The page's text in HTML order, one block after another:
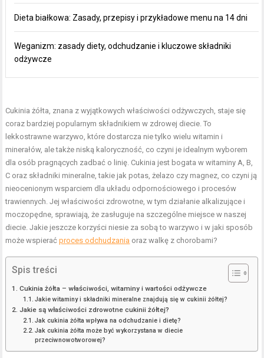
Dieta białkowa: Zasady, przepisy i przykładowe menu na 14 dni
Weganizm: zasady diety, odchudzanie i kluczowe składniki
odżywcze
Cukinia żółta, znana z wyjątkowych właściwości odżywczych, staje się
coraz bardziej popularnym składnikiem w zdrowej diecie. To
lekkostrawne warzywo, które dostarcza nie tylko wielu witamin i
minerałów, ale także niską kaloryczność, co czyni je idealnym wyborem
dla osób pragnących zadbać o linię. Cukinia jest bogata w witaminy A, B,
C oraz składniki mineralne, takie jak potas, żelazo czy magnez, co czyni ją
nieocenionym wsparciem dla układu odpornościowego i procesów
trawiennych. Jej właściwości zdrowotne, w tym działanie alkalizujące i
moczopędne, sprawiają, że zasługuje na szczególne miejsce w naszej
diecie. Jakie jeszcze korzyści niesie za sobą to warzywo i w jaki sposób
może wspieraćproces odchudzania oraz walkę z chorobami?
Spis treści
Cukinia żółta – właściwości, witaminy i wartości odżywcze
Jakie witaminy i składniki mineralne znajdują się w cukinii żółtej?
Jakie są właściwości zdrowotne cukinii żółtej?
Jak cukinia żółta wpływa na odchudzanie i dietę?
Jak cukinia żółta może być wykorzystana w diecie
przeciwnowotworowej?